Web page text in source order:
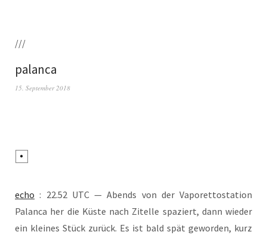
///
palanca
15. September 2018
echo : 22.52 UTC — Abends von der Vapo­ret­to­sta­ti­on
Palan­ca her die Küs­te nach Zitel­le spa­ziert, dann wie­der
ein klei­nes Stück zurück. Es ist bald spät gewor­den, kurz